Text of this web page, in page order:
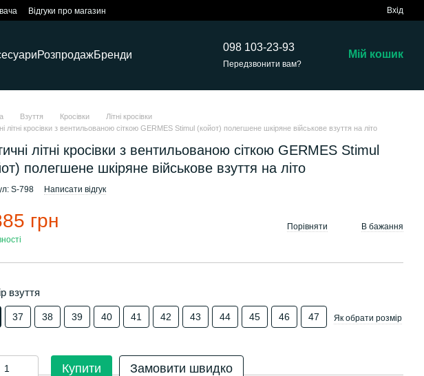
Відгуки про магазин Вхід
РозпродажБренди
098 103-23-93
Передзвонити вам?
Мій кошик
Взуття Кросівки
Літні кросівки
літні кросівки з вентильованою сіткою GERMES Stimul (койот) полегшене шкіряне військове взуття на літо
літні кросівки з вентильованою сіткою GERMES Stimul
полегшене шкіряне військове взуття на літо
S-798 Написати відгук
грн Порівняти В бажання
взуття
37 38 39 40 41 42 43 44 45 46 47 Як обрати розмір
Купити Замовити швидко